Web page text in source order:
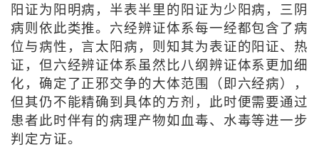
阳证为阳明病，半表半里的阳证为少阳病，三阴
病则依此类推。六经辨证体系每一经都包含了病
位与病性，言太阳病，则知其为表证的阳证、热
证，但六经辨证体系虽然比八纲辨证体系更加细
化，确定了正邪交争的大体范围（即六经病），
但其仍不能精确到具体的方剂，此时便需要通过
患者此时伴有的病理产物如血毒、水毒等进一步
判定方证。